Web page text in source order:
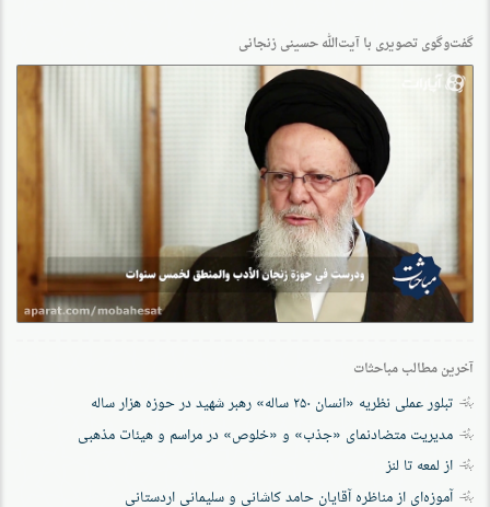
گفت‌وگو‌ی تصویری با آیت‌الله حسینی زنجانی
آخرین مطالب مباحثات
تبلور عملی نظریه «انسان ۲۵۰ ساله» رهبر شهید در حوزه هزار ساله
مدیریت متضادنمای «جذب» و «خلوص» در مراسم و هیئات مذهبی
از لمعه تا لنز
آموزه‌ای از مناظره آقایان حامد کاشانی و سلیمانی اردستانی